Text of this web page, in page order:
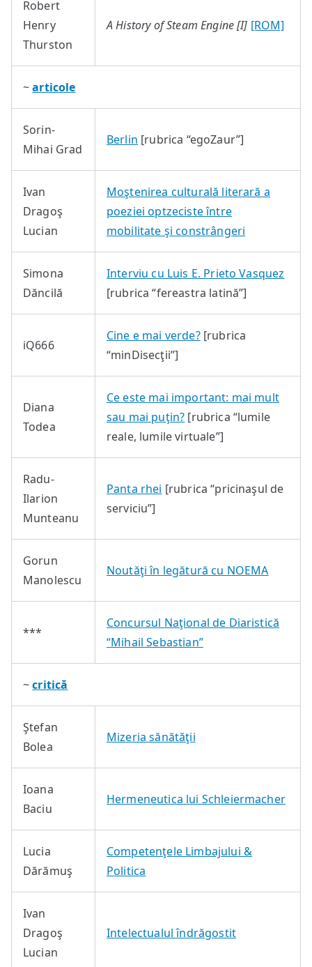
Robert
Henry
Thurston
A History of Steam Engine [I] [ROM]
~articole
Sorin-
Mihai Grad
Berlin [rubrica “egoZaur”]
Ivan
Dragoş
Lucian
Moştenirea culturală literară a
poeziei optzeciste între
mobilitate şi constrângeri
Simona
Dăncilă
Interviu cu Luis E. Prieto Vasquez
[rubrica “fereastra latină”]
iQ666
Cine e mai verde?[rubrica
“minDisecţii”]
Diana
Todea
Ce este mai important: mai mult
sau mai puţin? [rubrica “lumile
reale, lumile virtuale”]
Radu-
Ilarion
Munteanu
Panta rhei [rubrica “pricinaşul de
serviciu”]
Gorun
Manolescu
Noutăţi în legătură cu NOEMA
***
Concursul Naţional de Diaristică
“Mihail Sebastian”
~critică
Ştefan
Bolea
Mizeria sănătăţii
Ioana
Baciu
Hermeneutica lui Schleiermacher
Lucia
Dărămuş
Competenţele Limbajului &
Politica
Ivan
Dragoş
Lucian
Intelectualul îndrăgostit